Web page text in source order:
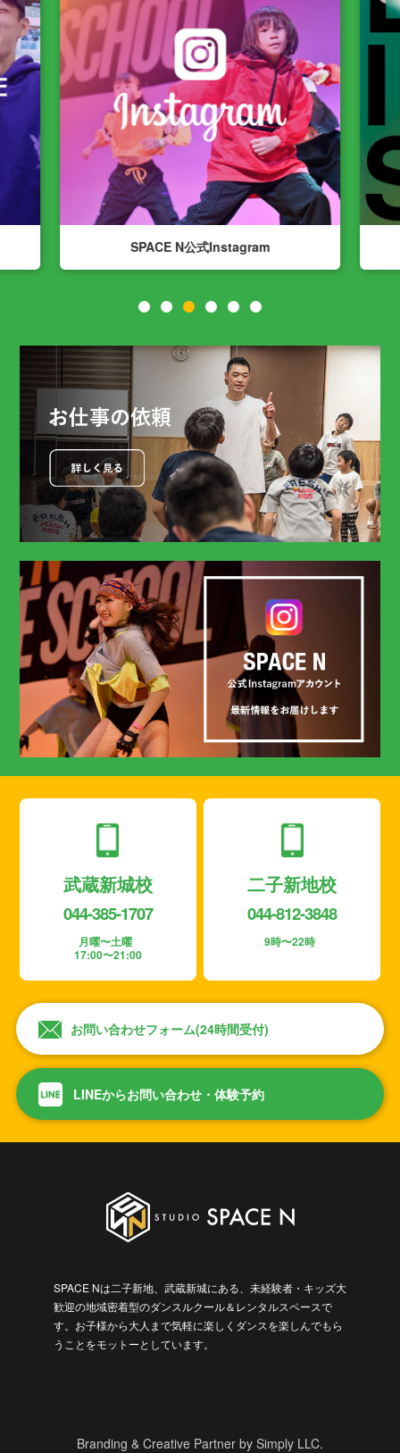
お仕事の依頼はこちら
1 2 3 4 5
武蔵新城校
044-385-1707
月曜〜土曜
17:00〜21:00
二子新地校
044-812-3848
9時〜22時
お問い合わせフォーム(24時間受付)
LINEからお問い合わせ・体験予約
SPACE Nは二子新地、武蔵新城にある、未経験者・キッズ大
歓迎の地域密着型のダンスルクール＆レンタルスペースで
す。お子様から大人まで気軽に楽しくダンスを楽しんでもら
うことをモットーとしています。
Branding & Creative Partner by Simply LLC.